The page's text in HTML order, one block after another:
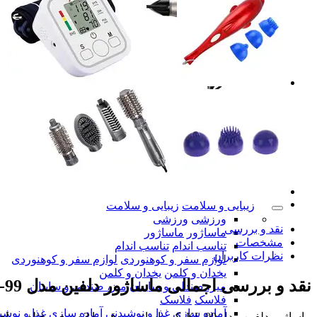
زیبایی و سلامت زیبایی و سلامت
ورزشی ورزشی
ماساژور ماساژور
تناسب اندام تناسب اندام
لوازم سفر و کوهنوردی لوازم سفر و کوهنوردی
یخدان و کلمن یخدان و کلمن
میز، صندلی و سایبان میز، صندلی و سایبان
فلاسک فلاسک
آماده سازی غذا و نوشیدنی آماده سازی غذا و
نقد و بررسی
مشخصات
نظرات کاربران
نقد و بررسی اجمالیماساژور دلفین مدل KL-99